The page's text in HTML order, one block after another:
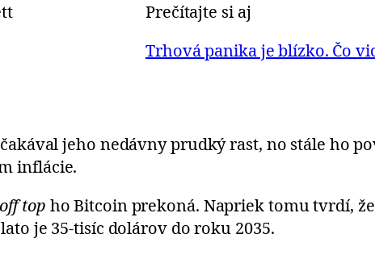
Prečítajte si aj
Trhová panika je blízko. Čo
jeho nedávny prudký rast, no stále ho
inflácie.
top ho Bitcoin prekoná. Napriek tomu tvrdí,
je 35-tisíc dolárov do roku 2035.